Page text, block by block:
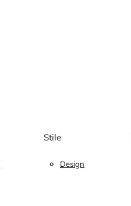
Stile
Design